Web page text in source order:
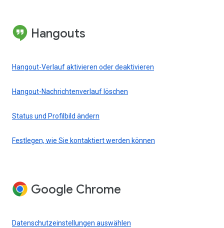
Hangouts
Hangout-Verlauf aktivieren oder deaktivieren
Hangout-Nachrichtenverlauf löschen
Status und Profilbild ändern
Festlegen, wie Sie kontaktiert werden können
Google Chrome
Datenschutzeinstellungen auswählen